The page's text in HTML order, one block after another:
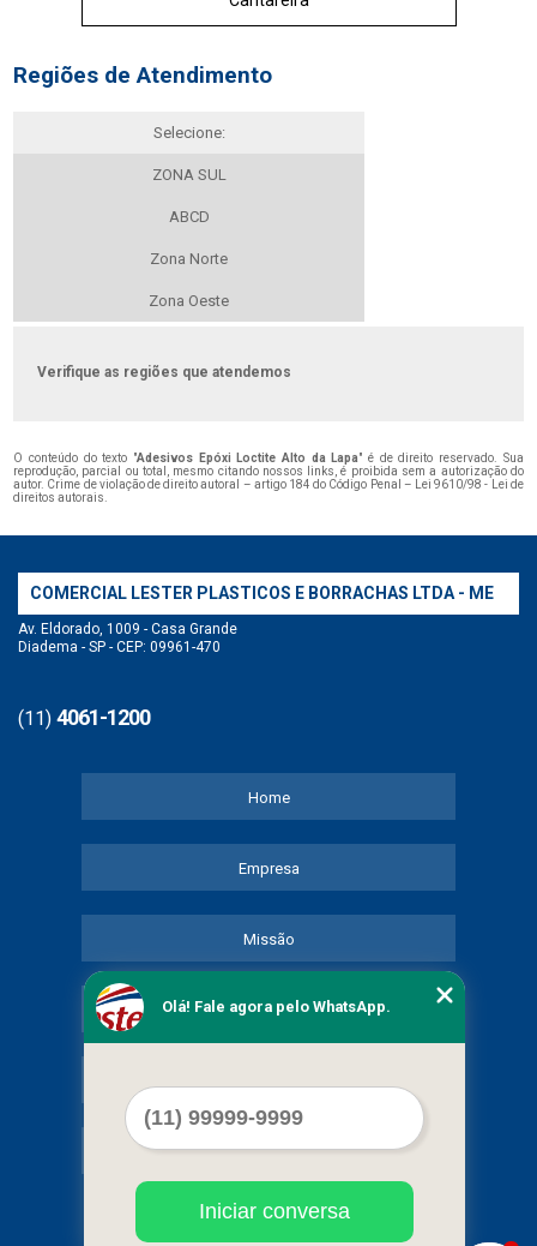
Regiões de Atendimento
Selecione:
ZONA SUL
ABCD
Zona Norte
Zona Oeste
Verifique as regiões que atendemos
O conteúdo do texto "Adesivos Epóxi Loctite Alto da Lapa" é de direito reservado. Sua
reprodução, parcial ou total, mesmo citando nossos links, é proibida sem a autorização do
autor. Crime de violação de direito autoral – artigo 184 do Código Penal –
Lei 9610/98 - Lei de
direitos autorais
COMERCIAL LESTER PLASTICOS E BORRACHAS LTDA - ME
Av. Eldorado, 1009 - Casa Grande
Diadema - SP - CEP: 09961-470
(11) 4061-1200
Home
Empresa
Missão
Serviços
Mapa do site
Olá! Fale agora pelo WhatsApp.
Iniciar conversa